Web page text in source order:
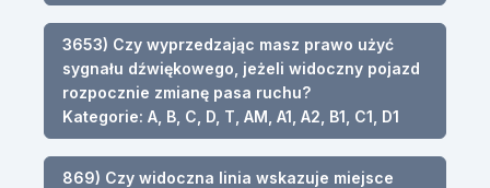
3653) Czy wyprzedzając masz prawo użyć
sygnału dźwiękowego, jeżeli widoczny pojazd
rozpocznie zmianę pasa ruchu?
Kategorie: A, B, C, D, T, AM, A1, A2, B1, C1, D1
869) Czy widoczna linia wskazuje miejsce